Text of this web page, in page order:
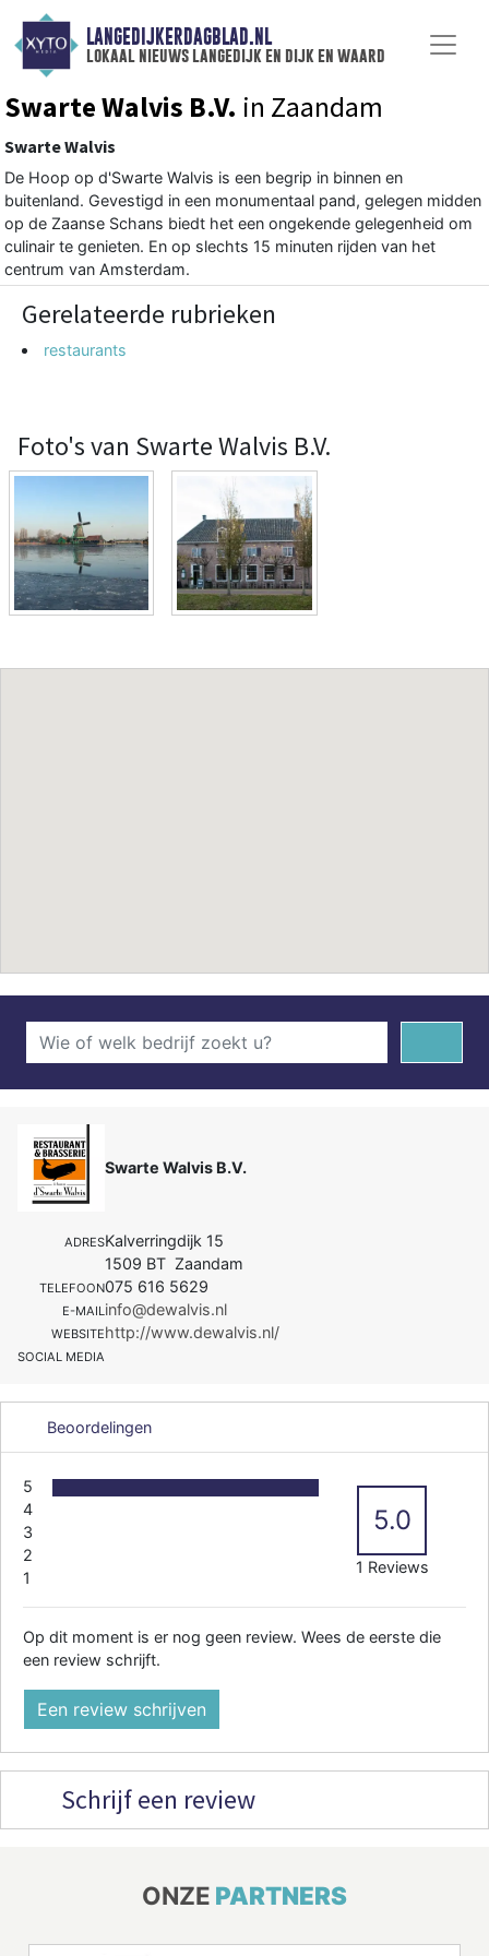
LANGEDIJKERDAGBLAD.NL
lokaal nieuws langedijk en dijk en waard
Swarte Walvis B.V. in Zaandam
Swarte Walvis
De Hoop op d'Swarte Walvis is een begrip in binnen en
buitenland. Gevestigd in een monumentaal pand, gelegen midden
op de Zaanse Schans biedt het een ongekende gelegenheid om
culinair te genieten. En op slechts 15 minuten rijden van het
centrum van Amsterdam.
Gerelateerde rubrieken
restaurants
Foto's van Swarte Walvis B.V.
Swarte Walvis B.V.
ADRESKalverringdijk 15
1509 BT Zaandam
TELEFOON075 616 5629
E-MAILinfo@dewalvis.nl
WEBSITEhttp://www.dewalvis.nl/
SOCIAL MEDIA
Beoordelingen
5
4
3
2
1
5.0
1 Reviews
Op dit moment is er nog geen review. Wees de eerste die
een review schrijft.
Een review schrijven
Schrijf een review
ONZE PARTNERS